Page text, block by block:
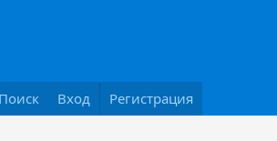
Поиск Вход Регистрация